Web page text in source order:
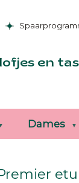
en
Dames